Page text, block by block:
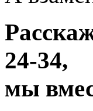
24-34,
мы